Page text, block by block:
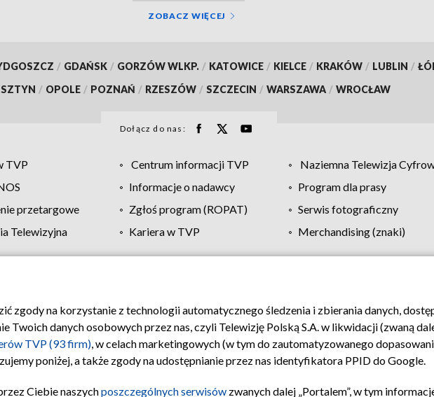
ZOBACZ WIĘCEJ
/ GDAŃSK / GORZÓW WLKP. / KATOWICE / KIELCE / KRAKÓW / LUBLIN /
/ OPOLE / POZNAŃ / RZESZÓW / SZCZECIN / WARSZAWA / WROCŁAW
Dołącz do nas:
TVP Centrum informacji TVP Naziemna Telewizja
Informacje o nadawcy
Program dla prasy
przetargowe Zgłoś program (ROPAT)
Serwis fotograficzny
Telewizyjna Kariera w TVP
Merchandising (znaki)
Polityka prywatności Moje zgody Pomoc Biuro reklamy Kontakt
zgody na korzystanie z technologii automatycznego śledzenia i zbierania danych,
danych osobowych przez nas, czyli Telewizję Polską S.A. w likwidacji (zwaną
TVP (93 firm), w celach marketingowych (w tym do zautomatyzowanego
poniżej, a także zgody na udostępnianie przez nas identyfikatora PPID do Google.
Ciebie naszychposzczególnych serwisów zwanych dalej „Portalem”, w tym